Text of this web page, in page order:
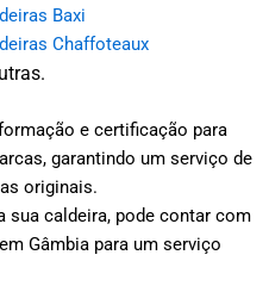
Baxi
Chaffoteaux
e certificação para
garantindo um serviço de
originais.
sua caldeira, pode contar com
Gâmbia para um serviço